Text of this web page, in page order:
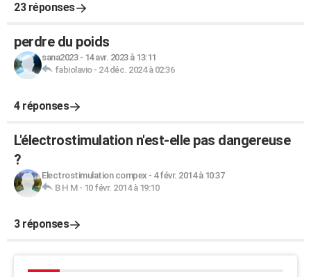
23 réponses
perdre du poids
sana2023- 14 avr. 2023 à 13:11
fabiolavio- 24 déc. 2024 à 02:36
4 réponses
L'électrostimulation n'est-elle pas dangereuse
?
Electrostimulation compex - 4 févr. 2014 à 10:37
B H M- 10 févr. 2014 à 19:10
3 réponses